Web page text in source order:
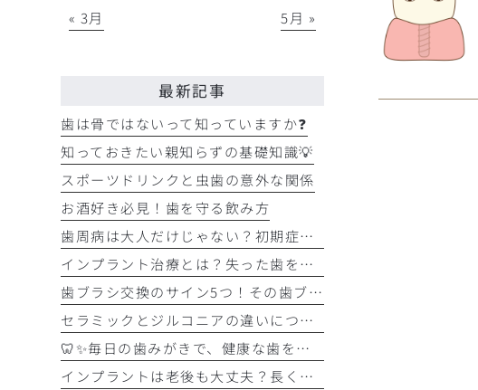
« 3月 5月 »
最新記事
歯は骨ではないって知っていますか❓
知っておきたい親知らずの基礎知識💡
スポーツドリンクと虫歯の意外な関係
お酒好き必見！歯を守る飲み方
歯周病は大人だけじゃない？初期症状をチェック
インプラント治療とは？失った歯を補う選択肢を正しく知りましょう！！
歯ブラシ交換のサイン5つ！その歯ブラシ、まだ使っていませんか？🪥
セラミックとジルコニアの違いについて解説！！
🦷✨毎日の歯みがきで、健康な歯を守りましょう✨🪥
インプラントは老後も大丈夫？長く快適に使うためのポイントと知っておきたい注意点を詳しく解説